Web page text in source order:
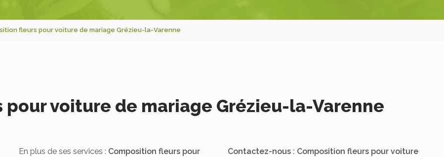
fleurs pour voiture de mariage Grézieu-la-Varenne
voiture de mariage Grézieu-la-Varenne
En plus de ses services : Composition fleurs pour
Contactez-nous : Composition fleurs pour voiture